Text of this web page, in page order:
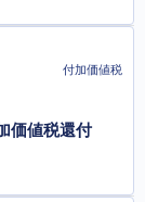
付加価値税
価値税還付